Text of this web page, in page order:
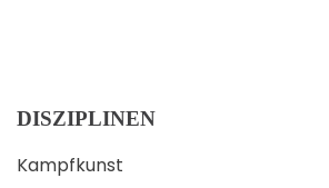
DISZIPLINEN
Kampfkunst